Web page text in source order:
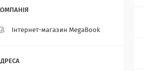
Інтернет-магазин MegaBook